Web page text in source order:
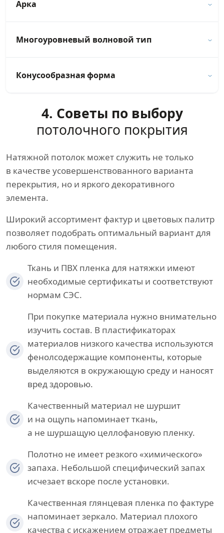
Арка
Многоуровневый волновой тип
Конусообразная форма
4. Советы по выбору
потолочного покрытия
Натяжной потолок может служить не только
в качестве усовершенствованного варианта
перекрытия, но и яркого декоративного
элемента.
Широкий ассортимент фактур и цветовых палитр
позволяет подобрать оптимальный вариант для
любого стиля помещения.
Ткань и ПВХ пленка для натяжки имеют
необходимые сертификаты и соответствуют
нормам СЭС.
При покупке материала нужно внимательно
изучить состав. В пластификаторах
материалов низкого качества используются
фенолсодержащие компоненты, которые
выделяются в окружающую среду и наносят
вред здоровью.
Качественный материал не шуршит
и на ощупь напоминает ткань,
а не шуршащую целлофановую пленку.
Полотно не имеет резкого «химического»
запаха. Небольшой специфический запах
исчезает вскоре после установки.
Качественная глянцевая пленка по фактуре
напоминает зеркало. Материал плохого
качества с искажением отражает предметы